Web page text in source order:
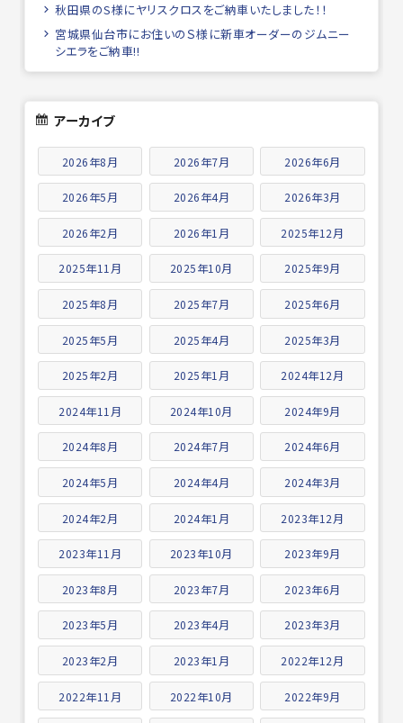
秋田県のS様にヤリスクロスをご納車いたしました！！
宮城県仙台市にお住いのＳ様に新車オーダーのジムニー
シエラをご納車!!
アーカイブ
2026年8月 2026年7月 2026年6月
2026年5月 2026年4月 2026年3月
2026年2月 2026年1月 2025年12月
2025年11月 2025年10月 2025年9月
2025年8月 2025年7月 2025年6月
2025年5月 2025年4月 2025年3月
2025年2月 2025年1月 2024年12月
2024年11月 2024年10月 2024年9月
2024年8月 2024年7月 2024年6月
2024年5月 2024年4月 2024年3月
2024年2月 2024年1月 2023年12月
2023年11月 2023年10月 2023年9月
2023年8月 2023年7月 2023年6月
2023年5月 2023年4月 2023年3月
2023年2月 2023年1月 2022年12月
2022年11月 2022年10月 2022年9月